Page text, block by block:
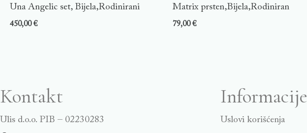
Una Angelic set, Bijela,Rodinirani
450,00€
Matrix prsten,Bijela,Rodiniran
79,00€
Kontakt
Ulis d.o.o. PIB – 02230283
Informacije
Uslovi korišćenja